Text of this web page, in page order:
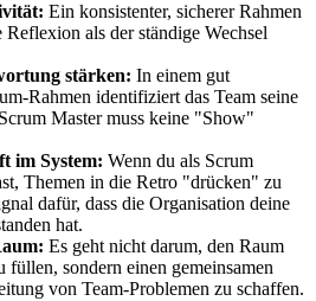
Ein konsistenter, sicherer Rahmen
als der ständige Wechsel
stärken: In einem gut
Rahmen identifiziert das Team seine
Master muss keine "Show"
im System: Wenn du als Scrum
Themen in die Retro "drücken" zu
dafür, dass die Organisation deine
hat.
Es geht nicht darum, den Raum
füllen, sondern einen gemeinsamen
von Team-Problemen zu schaffen.